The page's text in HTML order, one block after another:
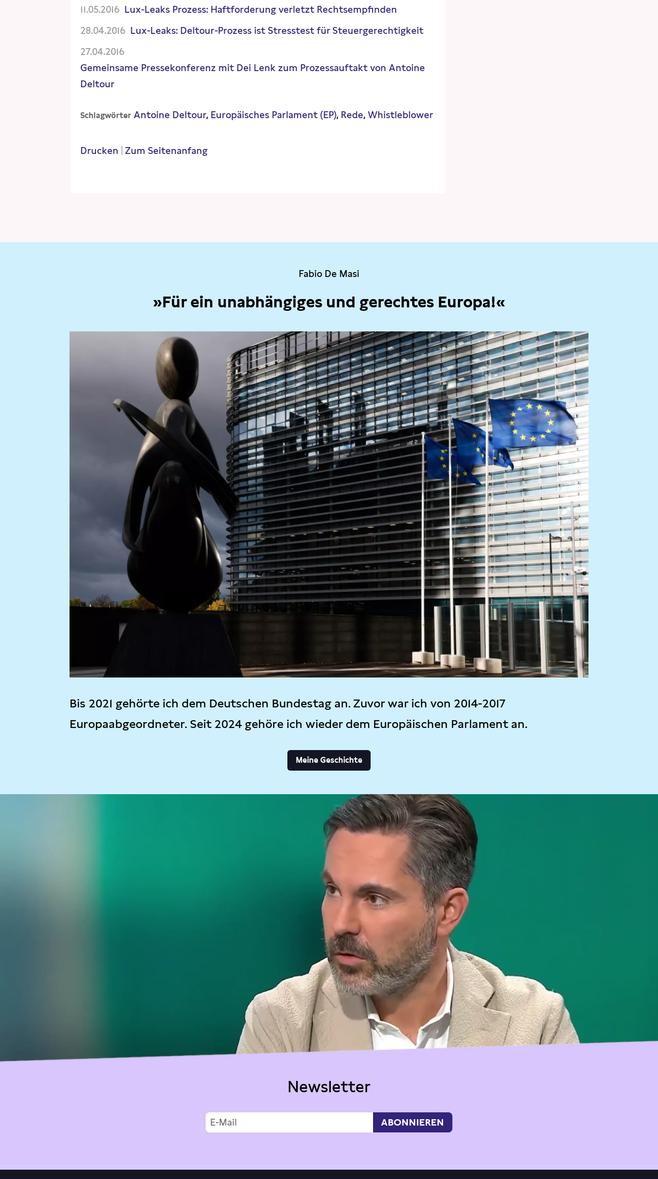
11.05.2016 Lux-Leaks Prozess: Haftforderung verletzt Rechtsempfinden
28.04.2016 Lux-Leaks: Deltour-Prozess ist Stresstest für Steuergerechtigkeit
27.04.2016
Gemeinsame Pressekonferenz mit Dei Lenk zum Prozessauftakt von Antoine
Deltour
Schlagwörter Antoine Deltour Europäisches Parlament (EP) Rede Whistleblower
Drucken Zum Seitenanfang
Fabio De Masi
»Für ein unabhängiges und gerechtes Europa!«
Bis 2021 gehörte ich dem Deutschen Bundestag an. Zuvor war ich von 2014-2017
Europaabgeordneter. Seit 2024 gehöre ich wieder dem Europäischen Parlament an.
Meine Geschichte
Newsletter